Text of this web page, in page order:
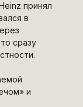
принял
в
сразу
и